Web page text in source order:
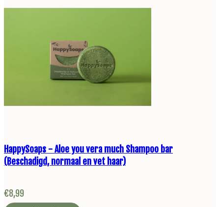
HappySoaps - Aloe you vera much Shampoo bar
(Beschadigd, normaal en vet haar)
€8,99